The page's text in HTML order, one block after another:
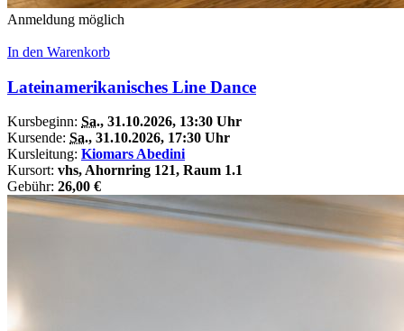
Anmeldung möglich
In den Warenkorb
Lateinamerikanisches Line Dance
Kursbeginn: Sa., 31.10.2026, 13:30 Uhr
Kursende: Sa., 31.10.2026, 17:30 Uhr
Kursleitung: Kiomars Abedini
Kursort: vhs, Ahornring 121, Raum 1.1
Gebühr: 26,00 €